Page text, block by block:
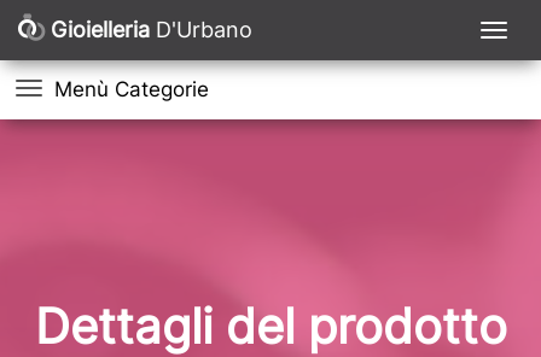
Gioielleria D'Urbano
Menù Categorie
Dettagli del prodotto